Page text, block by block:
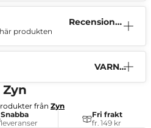
Recensione
produkten
VARNI
Zyn
från Zyn
Snabba
leveranser
Fri frakt
fr. 149 kr